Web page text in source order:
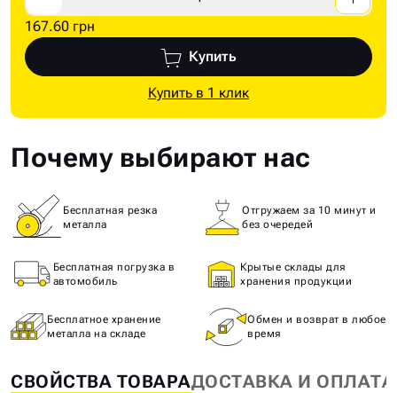
images
gallery
images
gallery
167.60 грн
Купить
Купить в 1 клик
Почему выбирают нас
Бесплатная резка
металла
Отгружаем за 10 минут и
без очередей
Бесплатная погрузка в
автомобиль
Крытые склады для
хранения продукции
Бесплатное хранение
металла на складе
Обмен и возврат в любое
время
СВОЙСТВА ТОВАРАДОСТАВКА И ОПЛАТА